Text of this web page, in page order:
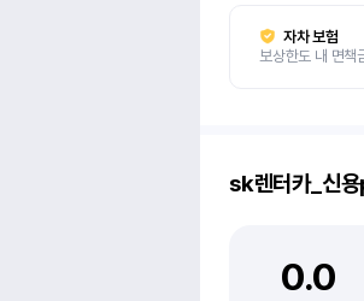
자차 보험
보상한도 내 면책
sk렌터카_신
0.0